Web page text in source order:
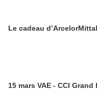
Le cadeau
15 mars VAE - CCI Grand